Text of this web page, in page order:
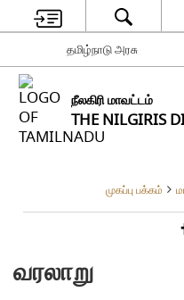
தமிழ்நாடு அரசு
நீலகிரி மாவட்டம்
THE NILGIRIS
முகப்பு பக்கம்
வரலாறு